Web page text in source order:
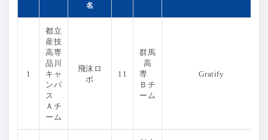
名
1
都立
産技
高専
品川
キャ
ンパ
ス
Ａチ
ーム
飛沫ロ
ボ
11
群馬
高
専
Ｂチ
ーム
Gratify